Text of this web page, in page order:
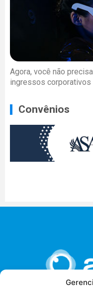
Agora, você não
ingressos corporativos
Convênios